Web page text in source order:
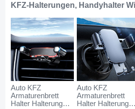
KFZ-Halterungen, Handyhalter
Auto KFZ
Armaturenbrett
Halter Halterung
Auto KFZ
Armaturenbrett
Halter Halterung